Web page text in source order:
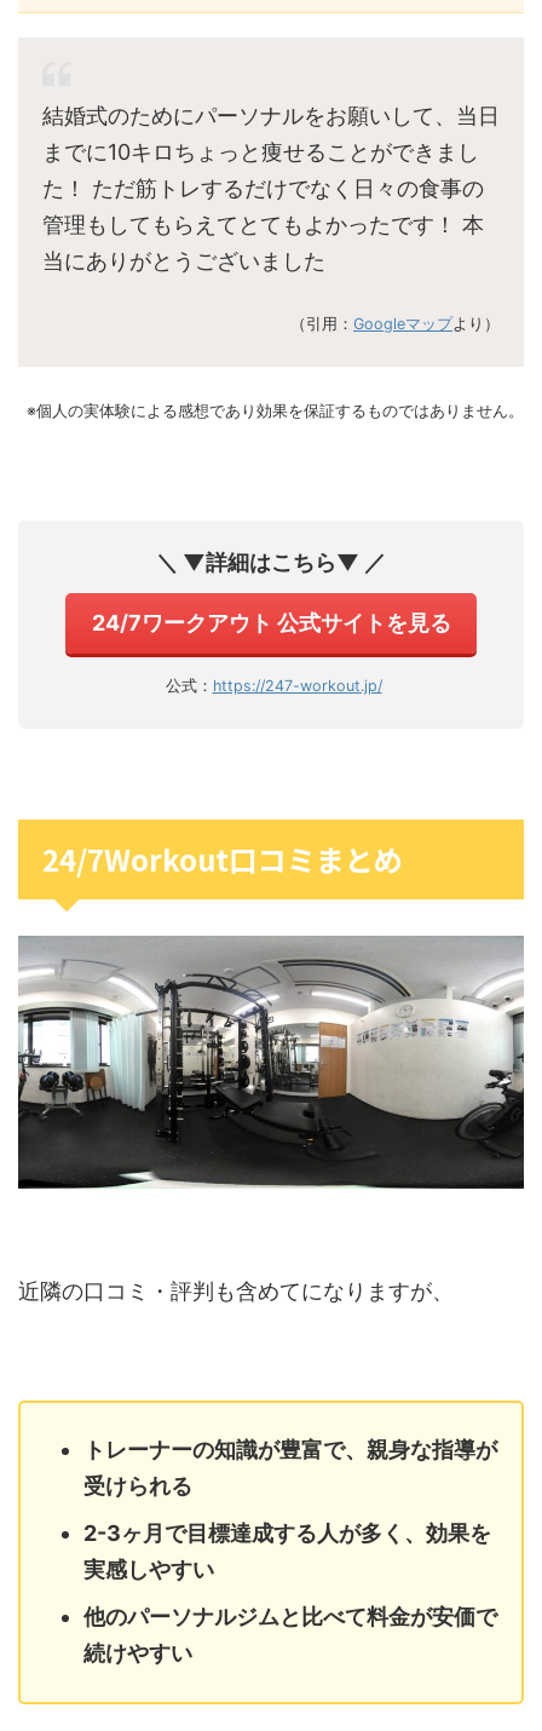
結婚式のためにパーソナルをお願いして、当日
までに10キロちょっと痩せることができまし
た！ ただ筋トレするだけでなく日々の食事の
管理もしてもらえてとてもよかったです！ 本
当にありがとうございました
（引用： Googleマップより）
※個人の実体験による感想であり効果を保証するものではありません。
＼ ▼詳細はこちら▼ ／
24/7ワークアウト 公式サイトを見る
公式： https://247-workout.jp/
24/7Workout口コミまとめ
近隣の口コミ・評判も含めてになりますが、
トレーナーの知識が豊富で、親身な指導が
受けられる
2-3ヶ月で目標達成する人が多く、効果を
実感しやすい
他のパーソナルジムと比べて料金が安価で
続けやすい